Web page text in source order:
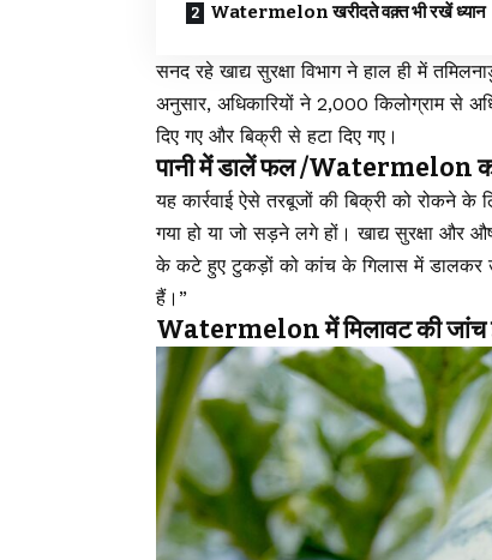
Watermelon खरीदते वक़्त भी रखें ध्यान
सनद रहे खाद्य सुरक्षा विभाग ने हाल ही में
अनुसार, अधिकारियों ने 2,000 किलोग्राम से
दिए गए और बिक्री से हटा दिए गए।
पानी में डालें फल /Watermelon
यह कार्रवाई ऐसे तरबूजों की बिक्री को रोकने
गया हो या जो सड़ने लगे हों। खाद्य सुरक्षा और
के कटे हुए टुकड़ों को कांच के गिलास में डालकर
हैं।”
Watermelon में मिलावट की जांच